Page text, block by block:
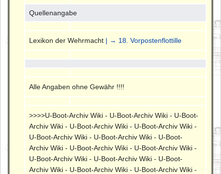
Quellenangabe
Lexikon der Wehrmacht | → 18. Vorpostenflottille
Alle Angaben ohne Gewähr !!!!
>>>>U-Boot-Archiv Wiki - U-Boot-Archiv Wiki - U-Boot-
Archiv Wiki - U-Boot-Archiv Wiki - U-Boot-Archiv Wiki -
U-Boot-Archiv Wiki - U-Boot-Archiv Wiki - U-Boot-
Archiv Wiki - U-Boot-Archiv Wiki - U-Boot-Archiv Wiki -
U-Boot-Archiv Wiki - U-Boot-Archiv Wiki - U-Boot-
Archiv Wiki - U-Boot-Archiv Wiki - U-Boot-Archiv Wiki -